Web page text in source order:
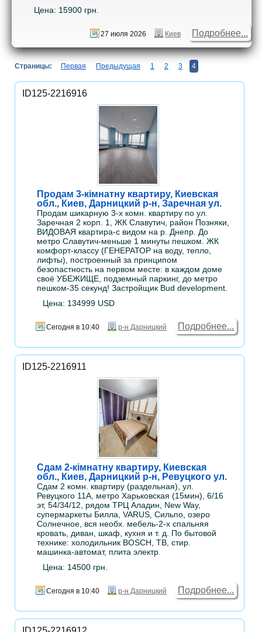
Цена: 15900 грн.
27 июля 2026 Киев Подробнее...
Страницы: Первая Предыдущая 1 2 3 4
ID125-2216916
Продам 3-кімнатну квартиру, Киевская
обл., Киев, Дарницкий р-н, Заречная ул.
Продам шикарную 3-х комн. квартиру по ул.
Заречная 2 корп. 1, ЖК Славутич, район Позняки,
ВИДОВАЯ квартира-с видом на р. Днепр. До
метро Славутич-меньше 1 минуты пешком. ЖК
комфорт-классу (ГЕНЕРАТОР на воду, тепло,
лифты), построенный за принципом
безопастность на первом месте: в каждом доме
своё УБЕЖИЩЕ, подземный паркинг, до метро
пешком-35 секунд! Застройщик Bud development.
Цена: 134999 USD
Сегодня в 10:40 р-н Дарницкий Подробнее...
ID125-2216911
Сдам 2-кімнатну квартиру, Киевская
обл., Киев, Дарницкий р-н, Ревуцкого ул.
Сдам 2 комн. квартиру (раздельная), ул.
Ревуцкого 11А, метро Харьковская (15мин), 6/16
эт, 54/34/12, рядом ТРЦ Аладин, New Way,
супермаркеты Билла, VARUS, Сильпо, озеро
Солнечное, вся необх. мебель-2-х спальняя
кровать, диван, шкаф, кухня и т. д. По бытовой
технике: холодильник BOSCH, ТВ, стир.
машинка-автомат, плита электр.
Цена: 14500 грн.
Сегодня в 10:40 р-н Дарницкий Подробнее...